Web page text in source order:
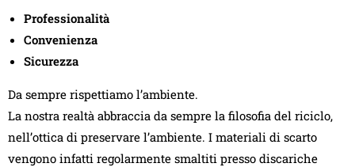
Professionalità
Convenienza
Sicurezza
Da sempre rispettiamo l’ambiente.
La nostra realtà abbraccia da sempre la filosofia del riciclo,
nell’ottica di preservare l’ambiente. I materiali di scarto
vengono infatti regolarmente smaltiti presso discariche